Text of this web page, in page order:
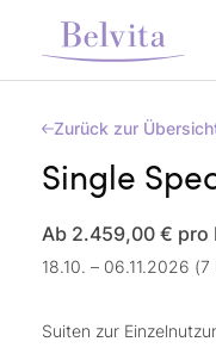
Zurück zur
Single
Ab 2.459,00 € pro
18.10. – 06.11.2026
Suiten zur